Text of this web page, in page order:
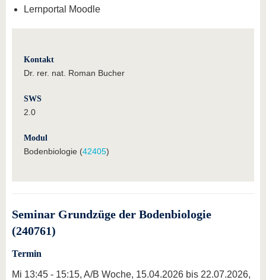
Lernportal Moodle
Kontakt
Dr. rer. nat. Roman Bucher
SWS
2.0
Modul
Bodenbiologie (42405)
Seminar Grundzüge der Bodenbiologie
(240761)
Termin
Mi 13:45 - 15:15, A/B Woche, 15.04.2026 bis 22.07.2026,